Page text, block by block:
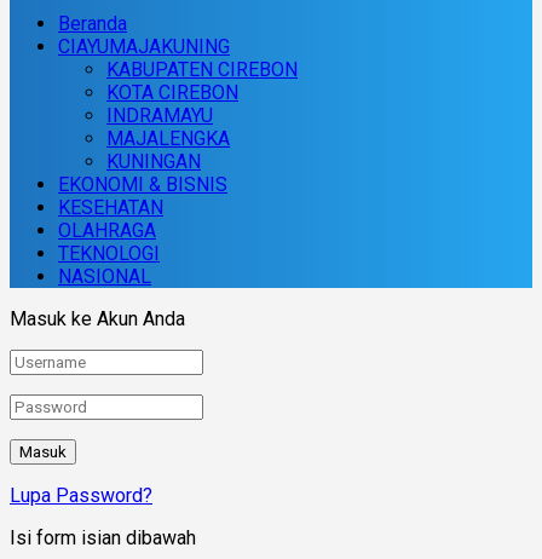
Beranda
CIAYUMAJAKUNING
KABUPATEN CIREBON
KOTA CIREBON
INDRAMAYU
MAJALENGKA
KUNINGAN
EKONOMI & BISNIS
KESEHATAN
OLAHRAGA
TEKNOLOGI
NASIONAL
Masuk ke Akun Anda
Lupa Password?
Isi form isian dibawah